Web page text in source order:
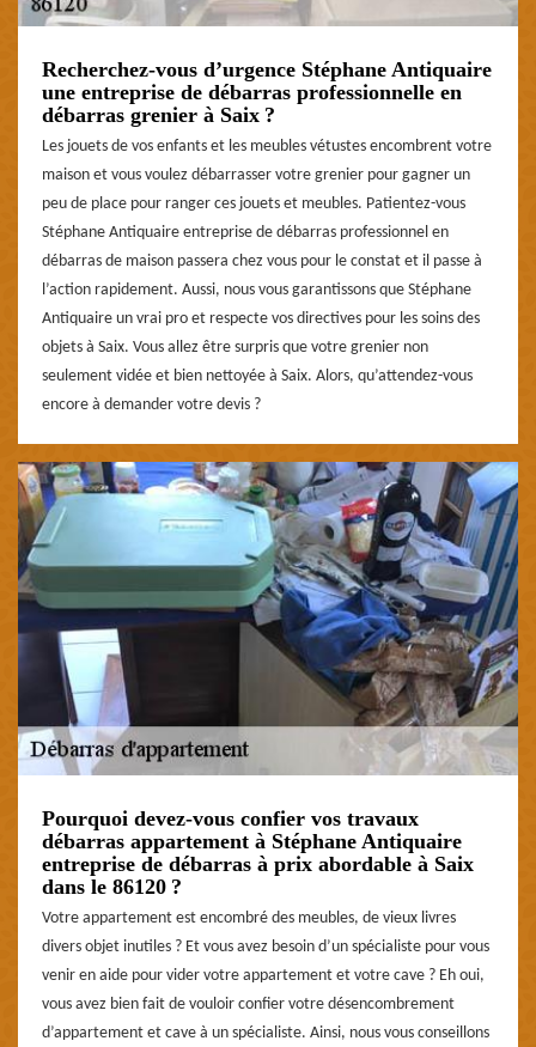
Recherchez-vous d’urgence Stéphane Antiquaire
une entreprise de débarras professionnelle en
débarras grenier à Saix ?
Les jouets de vos enfants et les meubles vétustes encombrent votre
maison et vous voulez débarrasser votre grenier pour gagner un
peu de place pour ranger ces jouets et meubles. Patientez-vous
Stéphane Antiquaire entreprise de débarras professionnel en
débarras de maison passera chez vous pour le constat et il passe à
l’action rapidement. Aussi, nous vous garantissons que Stéphane
Antiquaire un vrai pro et respecte vos directives pour les soins des
objets à Saix. Vous allez être surpris que votre grenier non
seulement vidée et bien nettoyée à Saix. Alors, qu’attendez-vous
encore à demander votre devis ?
Pourquoi devez-vous confier vos travaux
débarras appartement à Stéphane Antiquaire
entreprise de débarras à prix abordable à Saix
dans le 86120 ?
Votre appartement est encombré des meubles, de vieux livres
divers objet inutiles ? Et vous avez besoin d’un spécialiste pour vous
venir en aide pour vider votre appartement et votre cave ? Eh oui,
vous avez bien fait de vouloir confier votre désencombrement
d’appartement et cave à un spécialiste. Ainsi, nous vous conseillons